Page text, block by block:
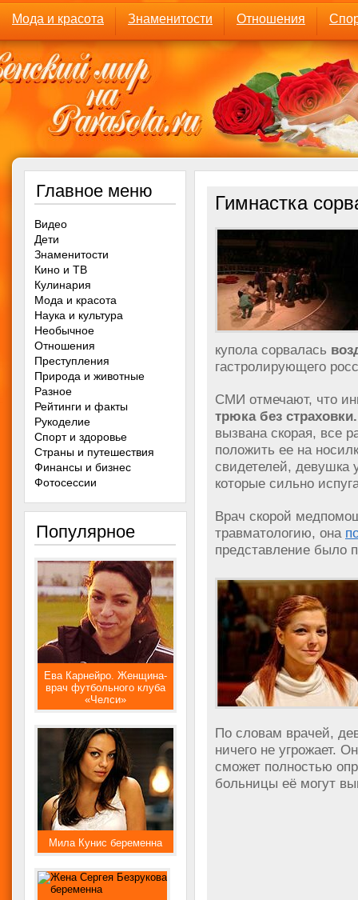
Мода и красота Знаменитости Отношения
Гимнастка
купола сорвалась
гастролирующего
СМИ отмечают, что
трюка без страховки.
вызвана скорая, все
положить ее на
свидетелей, девушка
которые сильно
Врач скорой
травматологию, она
представление было
По словам врачей,
ничего не угрожает.
сможет полностью
больницы её могут
Главное меню
Видео
Дети
Знаменитости
Кино и ТВ
Кулинария
Мода и красота
Наука и культура
Необычное
Отношения
Преступления
Природа и животные
Разное
Рейтинги и факты
Рукоделие
Спорт и здоровье
Страны и путешествия
Финансы и бизнес
Фотосессии
Популярное
Ева Карнейро. Женщина-
врач футбольного клуба
«Челси»
Мила Кунис беременна